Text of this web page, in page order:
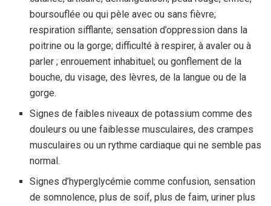
boursouflée ou qui pèle avec ou sans fièvre;
respiration sifflante; sensation d’oppression dans la
poitrine ou la gorge; difficulté à respirer, à avaler ou à
parler ; enrouement inhabituel; ou gonflement de la
bouche, du visage, des lèvres, de la langue ou de la
gorge.
Signes de faibles niveaux de potassium comme des
douleurs ou une faiblesse musculaires, des crampes
musculaires ou un rythme cardiaque qui ne semble pas
normal.
Signes d’hyperglycémie comme confusion, sensation
de somnolence, plus de soif, plus de faim, uriner plus